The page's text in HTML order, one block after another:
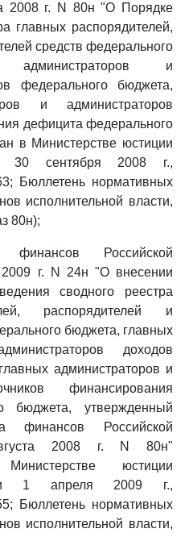
2008 г. N 80н "О Порядке
главных распорядителей,
средств федерального
и
федерального бюджета,
и администраторов
дефицита федерального
в Министерстве юстиции
30 сентября 2008 г.,
Бюллетень нормативных
исполнительной власти,
80н);
финансов Российской
г. N 24н "О внесении
сводного реестра
распорядителей и
бюджета, главных
доходов
администраторов и
финансирования
бюджета, утвержденный
финансов Российской
2008 г. N 80н"
юстиции
1 апреля 2009 г.,
Бюллетень нормативных
исполнительной власти,